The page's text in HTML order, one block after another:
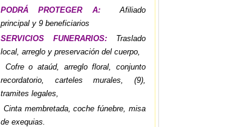
PODRÁ PROTEGER A:
Afiliado
principal y 9 beneficiarios
SERVICIOS FUNERARIOS: Traslado
local, arreglo y preservación del cuerpo,
Cofre o ataúd, arreglo floral, conjunto
recordatorio, carteles murales, (9),
tramites legales,
Cinta membretada, coche fúnebre, misa
de exequias.